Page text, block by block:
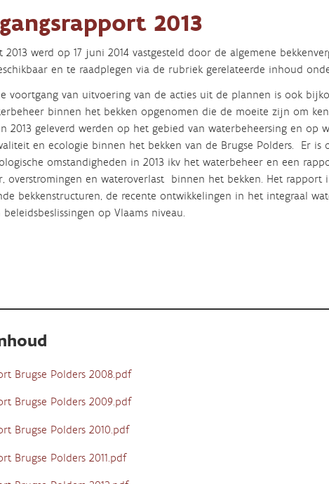
2013
werd op 17 juni 2014 vastgesteld door de algemene
en te raadplegen via de rubriek gerelateerde inhoud
voortgang van uitvoering van de acties uit de plannen is ook
binnen het bekken opgenomen die de moeite zijn om
2013 geleverd werden op het gebied van waterbeheersing en op
en ecologie binnen het bekken van de Brugse Polders. Er is
omstandigheden in 2013 ikv het waterbeheer en een
overstromingen en wateroverlast binnen het bekken. Het rapport
bekkenstructuren, de recente ontwikkelingen in het integraal
op Vlaams niveau.
Brugse Polders 2008.pdf
Brugse Polders 2009.pdf
Brugse Polders 2010.pdf
Brugse Polders 2011.pdf